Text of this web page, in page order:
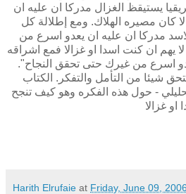
يستيقظ الغزال مدركا ان عليه ان
كان مصيره الهلاك. ومع إطلالة كل
مدركا ان عليه ان يعدو اسرع من
لا يهم ان كنت اسدا او غزالا فمع اشراقه
اسرع من غيرك حتى تحقق النجاح".
شيئا من التأمل والتفكر. الكتاب
- حول هذه الفكره وهو كيف تنجح
Harith Elrufaie at Friday, June 09, 2006